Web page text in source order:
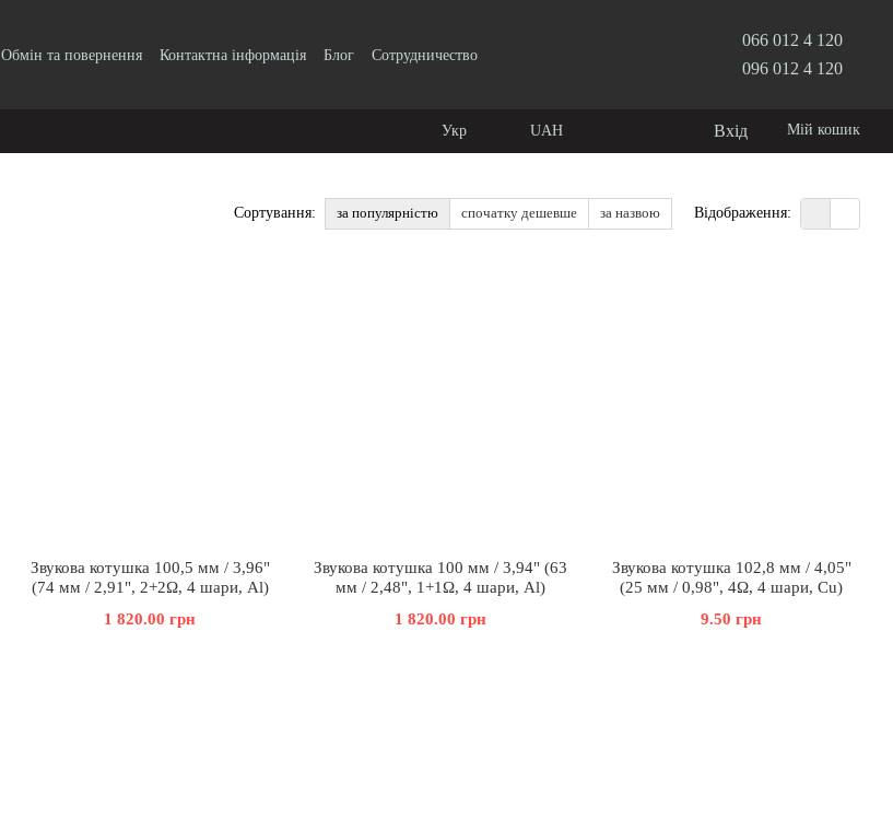
Обмін та повернення Контактна інформація Блог Сотрудничество
066 012 4 120
096 012 4 120
Укр UAH Вхід Мій кошик
Сортування: за популярністю спочатку дешевше за назвою Відображення:
Звукова котушка 100,5 мм / 3,96"
(74 мм / 2,91", 2+2Ω, 4 шари, Al)
1 820.00 грн
Звукова котушка 100 мм / 3,94" (63
мм / 2,48", 1+1Ω, 4 шари, Al)
1 820.00 грн
Звукова котушка 102,8 мм / 4,05"
(25 мм / 0,98", 4Ω, 4 шари, Cu)
9.50 грн